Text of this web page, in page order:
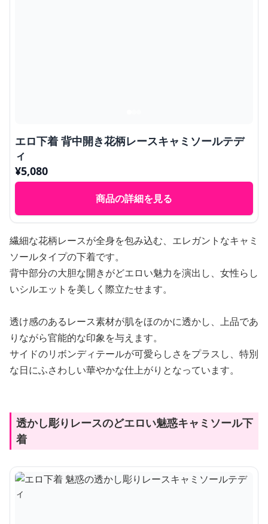
エロ下着 背中開き花柄レースキャミソールテデ
ィ
¥5,080
商品の詳細を見る
繊細な花柄レースが全身を包み込む、エレガントなキャミ
ソールタイプの下着です。
背中部分の大胆な開きがどエロい魅力を演出し、女性らし
いシルエットを美しく際立たせます。
透け感のあるレース素材が肌をほのかに透かし、上品であ
りながら官能的な印象を与えます。
サイドのリボンディテールが可愛らしさをプラスし、特別
な日にふさわしい華やかな仕上がりとなっています。
透かし彫りレースのどエロい魅惑キャミソール下
着